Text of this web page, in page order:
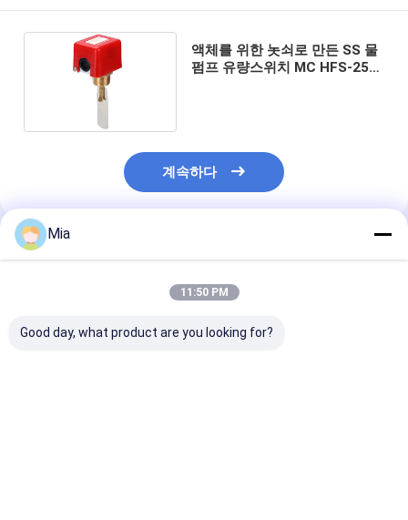
액체를 위한 놋쇠로 만든 SS 물
펌프 유량스위치 MC HFS-25
계속하다
추천된 제품
Mia
11:50 PM
Good day, what product are you looking for?